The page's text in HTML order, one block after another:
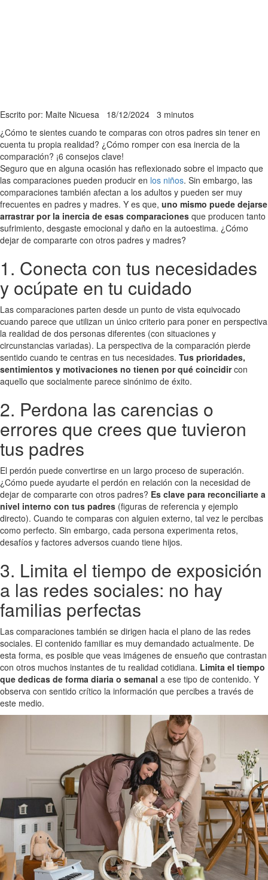
Escrito por: Maite Nicuesa 18/12/2024 3 minutos
¿Cómo te sientes cuando te comparas con otros padres sin tener en
cuenta tu propia realidad? ¿Cómo romper con esa inercia de la
comparación? ¡6 consejos clave!
Seguro que en alguna ocasión has reflexionado sobre el impacto que
las comparaciones pueden producir en los niños. Sin embargo, las
comparaciones también afectan a los adultos y pueden ser muy
frecuentes en padres y madres. Y es que, uno mismo puede dejarse
arrastrar por la inercia de esas comparaciones que producen tanto
sufrimiento, desgaste emocional y daño en la autoestima. ¿Cómo
dejar de compararte con otros padres y madres?
1. Conecta con tus necesidades
y ocúpate en tu cuidado
Las comparaciones parten desde un punto de vista equivocado
cuando parece que utilizan un único criterio para poner en perspectiva
la realidad de dos personas diferentes (con situaciones y
circunstancias variadas). La perspectiva de la comparación pierde
sentido cuando te centras en tus necesidades. Tus prioridades,
sentimientos y motivaciones no tienen por qué coincidircon
aquello que socialmente parece sinónimo de éxito.
2. Perdona las carencias o
errores que crees que tuvieron
tus padres
El perdón puede convertirse en un largo proceso de superación.
¿Cómo puede ayudarte el perdón en relación con la necesidad de
dejar de compararte con otros padres? Es clave para reconciliarte a
nivel interno con tus padres (figuras de referencia y ejemplo
directo). Cuando te comparas con alguien externo, tal vez le percibas
como perfecto. Sin embargo, cada persona experimenta retos,
desafíos y factores adversos cuando tiene hijos.
3. Limita el tiempo de exposición
a las redes sociales: no hay
familias perfectas
Las comparaciones también se dirigen hacia el plano de las redes
sociales. El contenido familiar es muy demandado actualmente. De
esta forma, es posible que veas imágenes de ensueño que contrastan
con otros muchos instantes de tu realidad cotidiana. Limita el tiempo
que dedicas de forma diaria o semanal a ese tipo de contenido. Y
observa con sentido crítico la información que percibes a través de
este medio.